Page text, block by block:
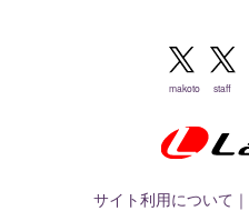
makoto staff
サイト利用について ｜